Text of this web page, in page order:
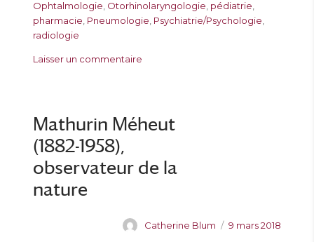
e
s
t
e
Ophtalmologie Otorhinolaryngologie pédiatrie
pharmacie Pneumologie Psychiatrie/Psychologie
radiologie
Laisser un commentaire
o
k
s
Mathurin Méheut
(1882-1958),
observateur de la
nature
ACatherine Blum
P
9 mars 2018